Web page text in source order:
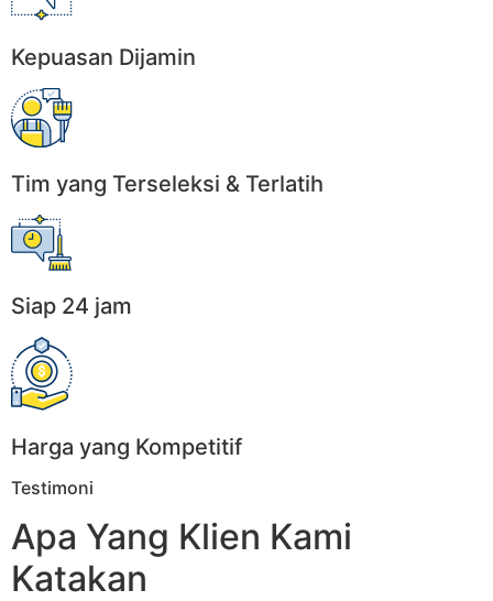
Kepuasan Dijamin
Tim yang Terseleksi & Terlatih
Siap 24 jam
Harga yang Kompetitif
Testimoni
Apa Yang Klien Kami
Katakan